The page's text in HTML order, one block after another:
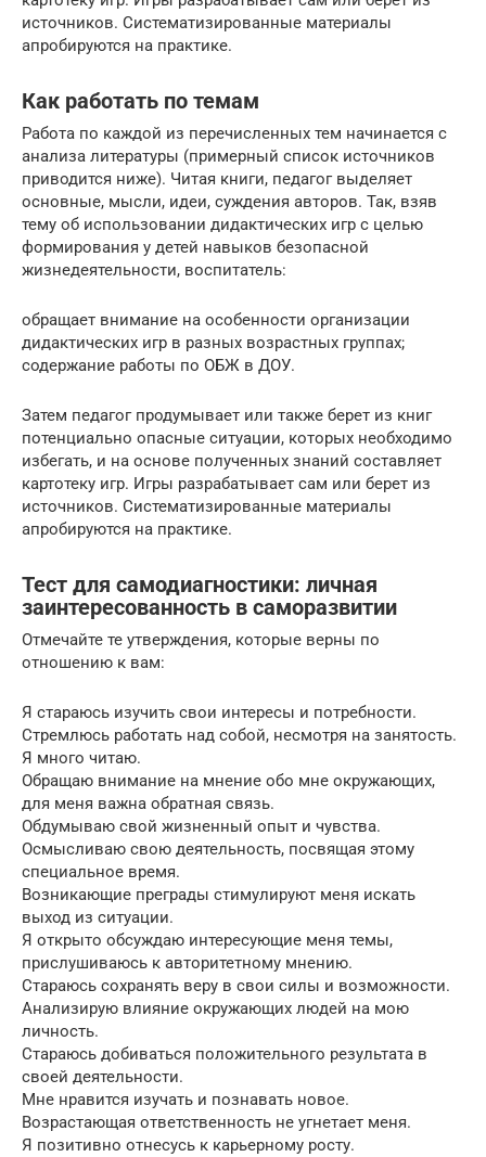
источников. Систематизированные материалы
апробируются на практике.
Как работать по темам
Работа по каждой из перечисленных тем начинается с
анализа литературы (примерный список источников
приводится ниже). Читая книги, педагог выделяет
основные, мысли, идеи, суждения авторов. Так, взяв
тему об использовании дидактических игр с целью
формирования у детей навыков безопасной
жизнедеятельности, воспитатель:
обращает внимание на особенности организации
дидактических игр в разных возрастных группах;
содержание работы по ОБЖ в ДОУ.
Затем педагог продумывает или также берет из книг
потенциально опасные ситуации, которых необходимо
избегать, и на основе полученных знаний составляет
картотеку игр. Игры разрабатывает сам или берет из
источников. Систематизированные материалы
апробируются на практике.
Тест для самодиагностики: личная
заинтересованность в саморазвитии
Отмечайте те утверждения, которые верны по
отношению к вам:
Я стараюсь изучить свои интересы и потребности.
Стремлюсь работать над собой, несмотря на занятость.
Я много читаю.
Обращаю внимание на мнение обо мне окружающих,
для меня важна обратная связь.
Обдумываю свой жизненный опыт и чувства.
Осмысливаю свою деятельность, посвящая этому
специальное время.
Возникающие преграды стимулируют меня искать
выход из ситуации.
Я открыто обсуждаю интересующие меня темы,
прислушиваюсь к авторитетному мнению.
Стараюсь сохранять веру в свои силы и возможности.
Анализирую влияние окружающих людей на мою
личность.
Стараюсь добиваться положительного результата в
своей деятельности.
Мне нравится изучать и познавать новое.
Возрастающая ответственность не угнетает меня.
Я позитивно отнесусь к карьерному росту.